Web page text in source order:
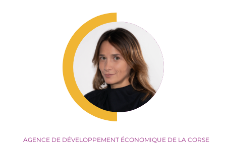
AGENCE DE DÉVELOPPEMENT ÉCONOMIQUE DE LA CORSE